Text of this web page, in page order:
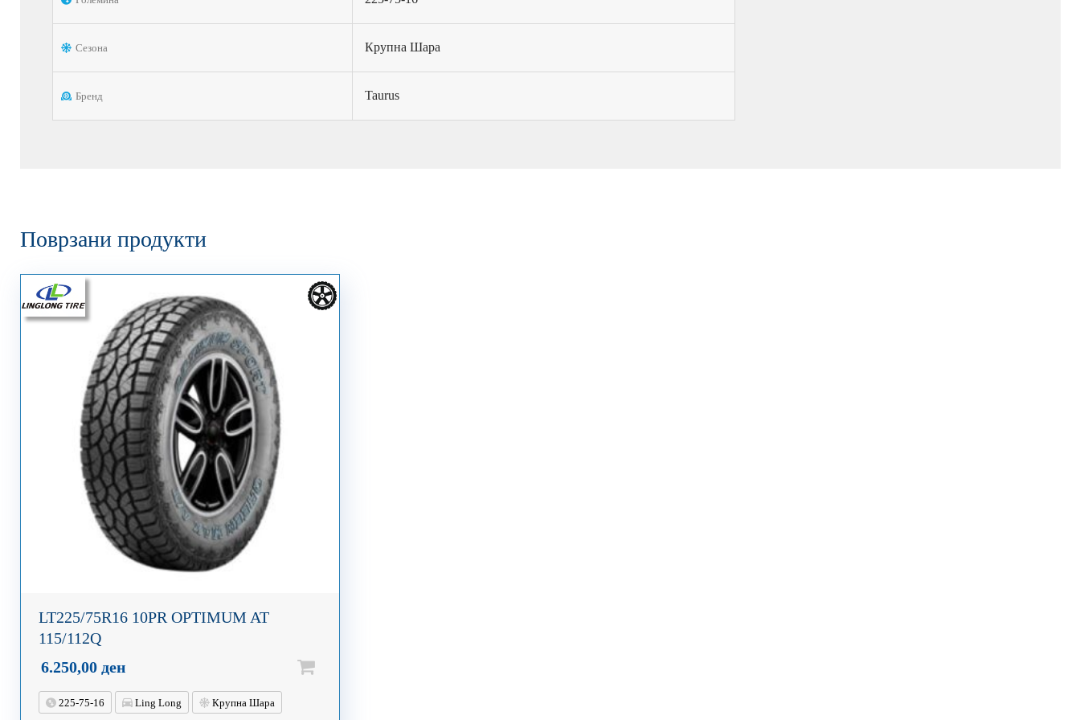
Сезона Крупна Шара
Бренд Taurus
Поврзани продукти
LT225/75R16 10PR OPTIMUM AT
115/112Q
6.250,00 ден
225-75-16 Ling Long Крупна Шара